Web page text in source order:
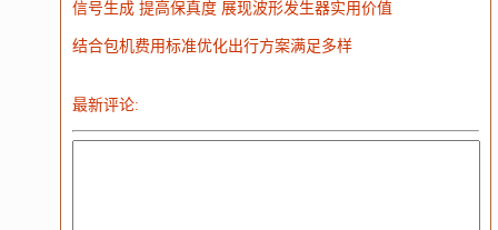
信号生成 提高保真度 展现波形发生器实用价值
结合包机费用标准优化出行方案满足多样
最新评论: